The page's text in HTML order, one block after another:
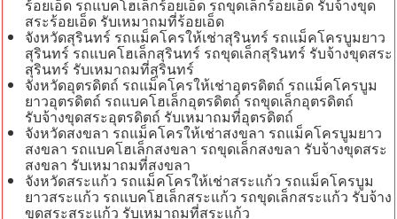
ร้อยเอ็ด รถแบคโฮเล็กร้อยเอ็ด รถขุดเล็กร้อยเอ็ด รับจ้างขุด
สระร้อยเอ็ด รับเหมาถมที่ร้อยเอ็ด
จังหวัดสุรินทร์ รถแม็คโครให้เช่าสุรินทร์ รถแม็คโครบูมยาว
สุรินทร์ รถแบคโฮเล็กสุรินทร์ รถขุดเล็กสุรินทร์ รับจ้างขุดสระ
สุรินทร์ รับเหมาถมที่สุรินทร์
จังหวัดอุตรดิตถ์ รถแม็คโครให้เช่าอุตรดิตถ์ รถแม็คโครบูม
ยาวอุตรดิตถ์ รถแบคโฮเล็กอุตรดิตถ์ รถขุดเล็กอุตรดิตถ์
รับจ้างขุดสระอุตรดิตถ์ รับเหมาถมที่อุตรดิตถ์
จังหวัดสงขลา รถแม็คโครให้เช่าสงขลา รถแม็คโครบูมยาว
สงขลา รถแบคโฮเล็กสงขลา รถขุดเล็กสงขลา รับจ้างขุดสระ
สงขลา รับเหมาถมที่สงขลา
จังหวัดสระแก้ว รถแม็คโครให้เช่าสระแก้ว รถแม็คโครบูม
ยาวสระแก้ว รถแบคโฮเล็กสระแก้ว รถขุดเล็กสระแก้ว รับจ้าง
ขุดสระสระแก้ว รับเหมาถมที่สระแก้ว